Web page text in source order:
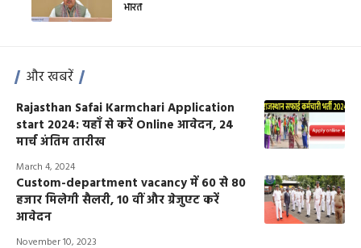
भारत
और खबरें
Rajasthan Safai Karmchari Application
start 2024: यहाँ से करें Online आवेदन, 24
मार्च अंतिम तारीख
March 4, 2024
Custom-department vacancy में ​60 से 80
हजार मिलेगी सैलरी, 10 वीं और ग्रेजुएट करें
आवेदन
November 10, 2023